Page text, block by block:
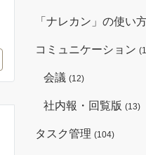
「ナレカン」の使い
コミュニケーション
会議 (12)
社内報・回覧版 (13)
タスク管理 (104)